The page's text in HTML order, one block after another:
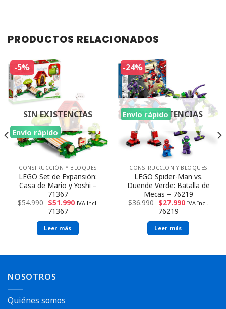
PRODUCTOS RELACIONADOS
-5%
Envío rápido
SIN EXISTENCIAS
CONSTRUCCIÓN Y BLOQUES
LEGO Set de Expansión:
Casa de Mario y Yoshi –
71367
$54.990 $51.990 IVA Incl.
71367
Leer más
-24%
Envío rápido
SIN EXISTENCIAS
CONSTRUCCIÓN Y BLOQUES
LEGO Spider-Man vs.
Duende Verde: Batalla de
Mecas – 76219
$36.990 $27.990 IVA Incl.
76219
Leer más
NOSOTROS
Quiénes somos